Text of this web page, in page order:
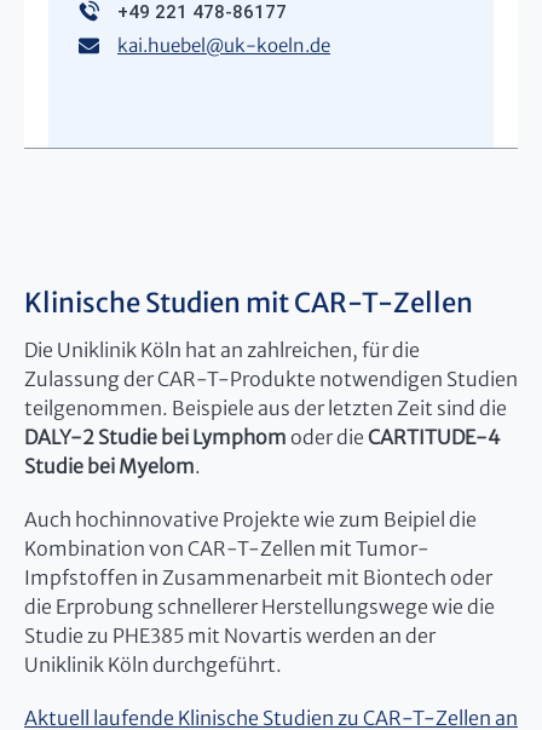
+49 221 478-86177
kai.huebel@uk-koeln.de
Klinische Studien mit CAR-T-Zellen
Die Uniklinik Köln hat an zahlreichen, für die
Zulassung der CAR-T-Produkte notwendigen Studien
teilgenommen. Beispiele aus der letzten Zeit sind die
DALY-2 Studie bei Lymphom oder die CARTITUDE-4
Studie bei Myelom.
Auch hochinnovative Projekte wie zum Beipiel die
Kombination von CAR-T-Zellen mit Tumor-
Impfstoffen in Zusammenarbeit mit Biontech oder
die Erprobung schnellerer Herstellungswege wie die
Studie zu PHE385 mit Novartis werden an der
Uniklinik Köln durchgeführt.
Aktuell laufende Klinische Studien zu CAR-T-Zellen an